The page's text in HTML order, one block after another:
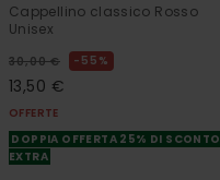
Cappellino classico Rosso
Unisex
30,00 € 55%
13,50 €
OFFERTE
DOPPIA OFFERTA 25% DI SCONTO
EXTRA